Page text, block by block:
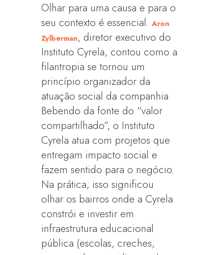
Olhar para uma causa e para o
seu contexto é essencial.Aron
Zylberman, diretor executivo do
Instituto Cyrela, contou como a
filantropia se tornou um
princípio organizador da
atuação social da companhia.
Bebendo da fonte do “valor
compartilhado”, o Instituto
Cyrela atua com projetos que
entregam impacto social e
fazem sentido para o negócio.
Na prática, isso significou
olhar os bairros onde a Cyrela
constrói e investir em
infraestrutura educacional
pública (escolas, creches,